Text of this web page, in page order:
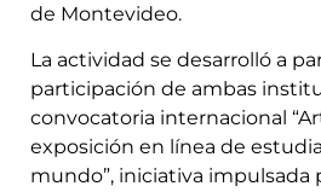
de Montevideo.
La actividad se desarrolló a
participación de ambas
convocatoria internacional
exposición en línea de
mundo”, iniciativa impulsada